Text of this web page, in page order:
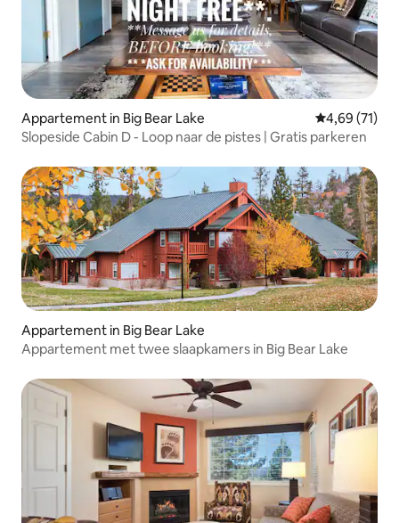
Appartement in Big Bear Lake Gemiddelde
4,69 (71)
Slopeside Cabin D - Loop naar de pistes | Gratis parkeren
Appartement in Big Bear Lake
Appartement met twee slaapkamers in Big Bear Lake